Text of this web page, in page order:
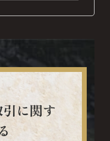
引に関す